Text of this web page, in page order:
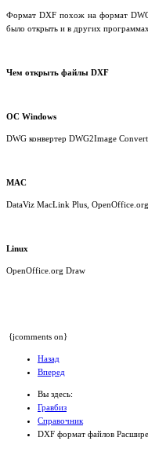
Формат DXF похож на формат
было открыть и в других
Чем открыть файлы DXF
ОС Windows
DWG конвертер DWG2Image
MAC
DataViz MacLink Plus,
Linux
OpenOffice.org Draw
{jcomments on}
Назад
Вперед
Вы здесь:
Гравбиз
Справочник
DXF формат файлов